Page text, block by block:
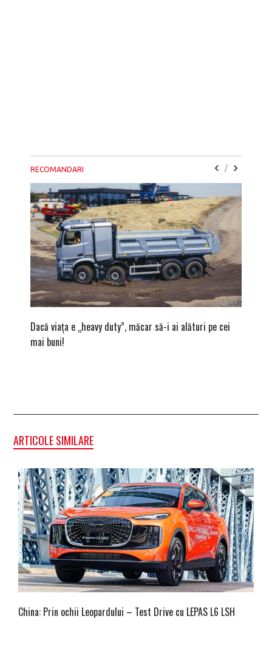
RECOMANDARI /
Dacă viața e „heavy duty”, măcar să-i ai alături pe cei
mai buni!
ARTICOLE SIMILARE
China: Prin ochii Leopardului – Test Drive cu LEPAS L6 LSH